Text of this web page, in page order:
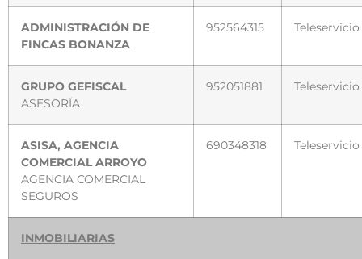
ADMINISTRACIÓN DE
FINCAS BONANZA
952564315 Teleservicio
GRUPO GEFISCAL
ASESORÍA
952051881 Teleservicio
ASISA, AGENCIA
COMERCIAL ARROYO
AGENCIA COMERCIAL
SEGUROS
690348318 Teleservicio
INMOBILIARIAS